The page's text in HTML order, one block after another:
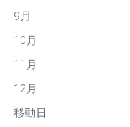
9月
10月
11月
12月
移動日